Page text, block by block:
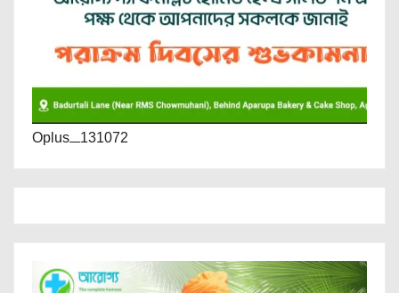
Oplus_131072